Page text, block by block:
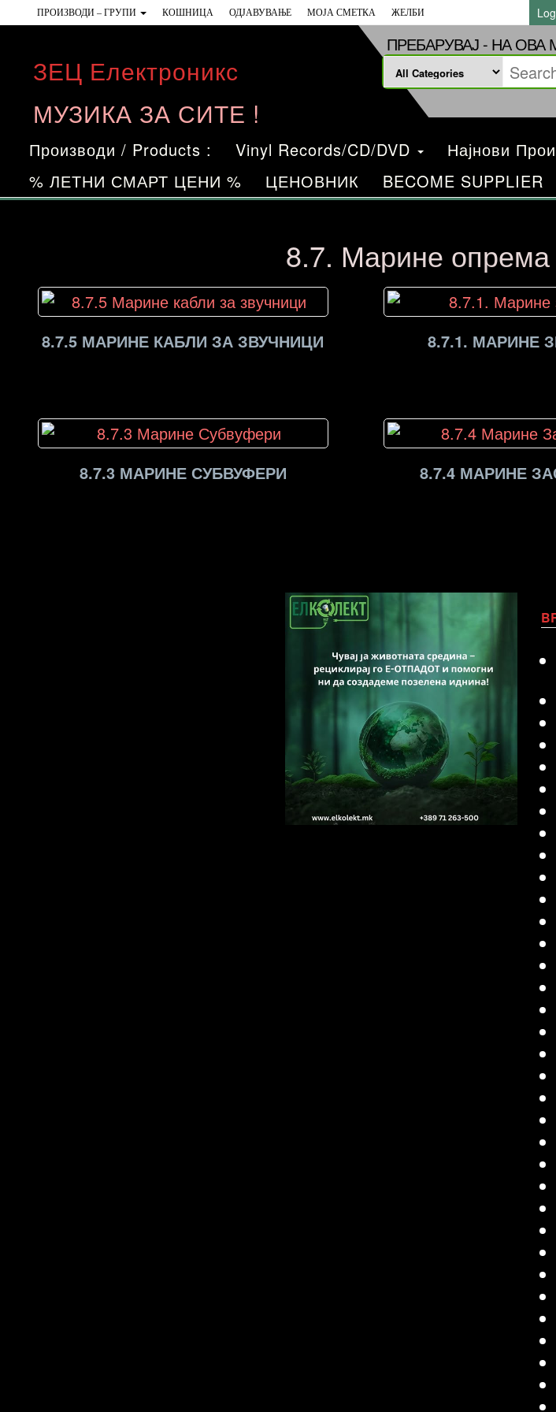
to
content
ПРОИЗВОДИ – ГРУПИ КОШНИЦА ОДЈАВУВАЊЕ МОЈА СМЕТКА ЖЕЛБИ
ЗЕЦ Електроникс
МУЗИКА ЗА СИТЕ !
ПРЕБАРУВАЈ - НА ОВА
Производи / Products : Vinyl Records/CD/DVD Најнови
% ЛЕТНИ СМАРТ ЦЕНИ %
ЦЕНОВНИК BECOME SUPPLIER
8.7. Марине опрема
8.7.5 МАРИНЕ КАБЛИ ЗА ЗВУЧНИЦИ 8.7.1. МАРИНЕ
8.7.3 МАРИНЕ СУБВУФЕРИ 8.7.4 МАРИНЕ